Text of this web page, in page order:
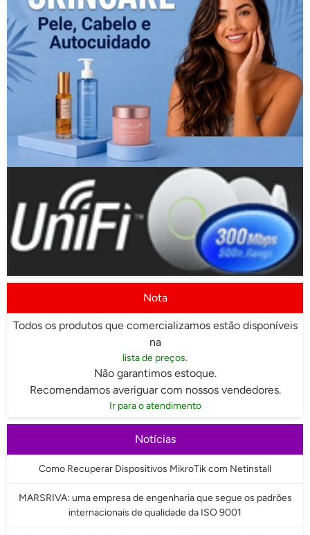
Nota
Todos os produtos que comercializamos estão disponíveis
na
lista de preços.
Não garantimos estoque.
Recomendamos averiguar com nossos vendedores.
Ir para o atendimento
Notícias
Como Recuperar Dispositivos MikroTik com Netinstall
MARSRIVA: uma empresa de engenharia que segue os padrões
internacionais de qualidade da ISO 9001